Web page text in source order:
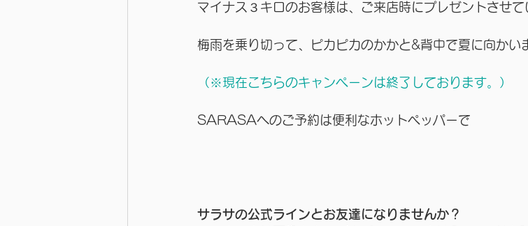
マイナス３キロのお客様は、ご来店時にプレゼントさせ
梅雨を乗り切って、ピカピカのかかと&背中で夏に向かい
（※現在こちらのキャンペーンは終了しております。）
SARASAへのご予約は便利なホットペッパーで
サラサの公式ラインとお友達になりませんか？